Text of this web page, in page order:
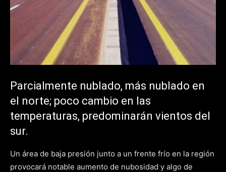
Parcialmente nublado, más nublado en
el norte; poco cambio en las
temperaturas, predominarán vientos del
sur.
Un área de baja presión junto a un frente frío en la región
provocará notable aumento de nubosidad y algo de